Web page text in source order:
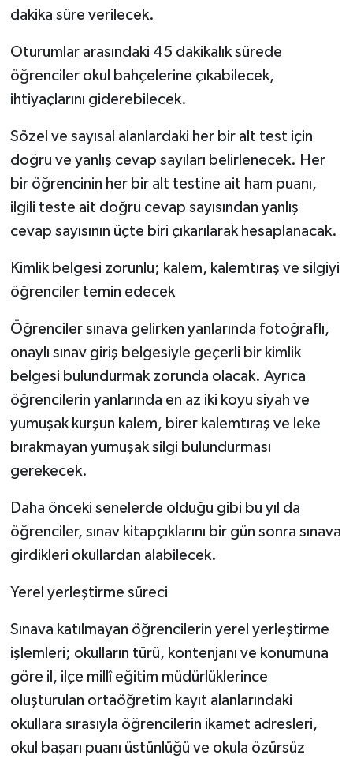
dakika süre verilecek.
Oturumlar arasındaki 45 dakikalık sürede
öğrenciler okul bahçelerine çıkabilecek,
ihtiyaçlarını giderebilecek.
Sözel ve sayısal alanlardaki her bir alt test için
doğru ve yanlış cevap sayıları belirlenecek. Her
bir öğrencinin her bir alt testine ait ham puanı,
ilgili teste ait doğru cevap sayısından yanlış
cevap sayısının üçte biri çıkarılarak hesaplanacak.
Kimlik belgesi zorunlu; kalem, kalemtıraş ve silgiyi
öğrenciler temin edecek
Öğrenciler sınava gelirken yanlarında fotoğraflı,
onaylı sınav giriş belgesiyle geçerli bir kimlik
belgesi bulundurmak zorunda olacak. Ayrıca
öğrencilerin yanlarında en az iki koyu siyah ve
yumuşak kurşun kalem, birer kalemtıraş ve leke
bırakmayan yumuşak silgi bulundurması
gerekecek.
Daha önceki senelerde olduğu gibi bu yıl da
öğrenciler, sınav kitapçıklarını bir gün sonra sınava
girdikleri okullardan alabilecek.
Yerel yerleştirme süreci
Sınava katılmayan öğrencilerin yerel yerleştirme
işlemleri; okulların türü, kontenjanı ve konumuna
göre il, ilçe millî eğitim müdürlüklerince
oluşturulan ortaöğretim kayıt alanlarındaki
okullara sırasıyla öğrencilerin ikamet adresleri,
okul başarı puanı üstünlüğü ve okula özürsüz